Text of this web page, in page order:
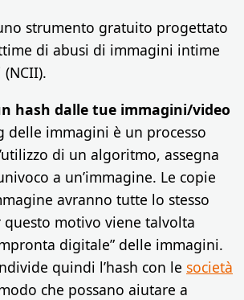
strumento gratuito progettato
di abusi di immagini intime
hash dalle tue immagini/video
delle immagini è un processo
di un algoritmo, assegna
a un’immagine. Le copie
avranno tutte lo stesso
questo motivo viene talvolta
digitale” delle immagini.
quindi l’hash con le società
che possano aiutare a